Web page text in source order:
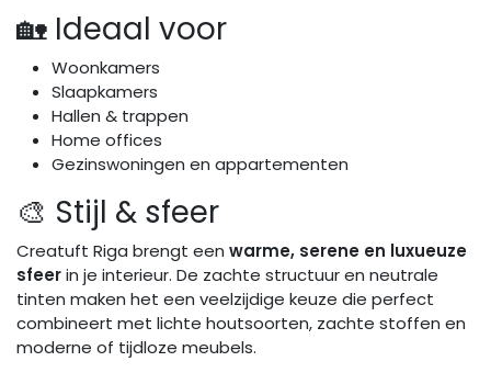
🏡 Ideaal voor
Woonkamers
Slaapkamers
Hallen & trappen
Home offices
Gezinswoningen en appartementen
🎨 Stijl & sfeer
Creatuft Riga brengt een warme, serene en luxueuze
sfeerin je interieur. De zachte structuur en neutrale
tinten maken het een veelzijdige keuze die perfect
combineert met lichte houtsoorten, zachte stoffen en
moderne of tijdloze meubels.